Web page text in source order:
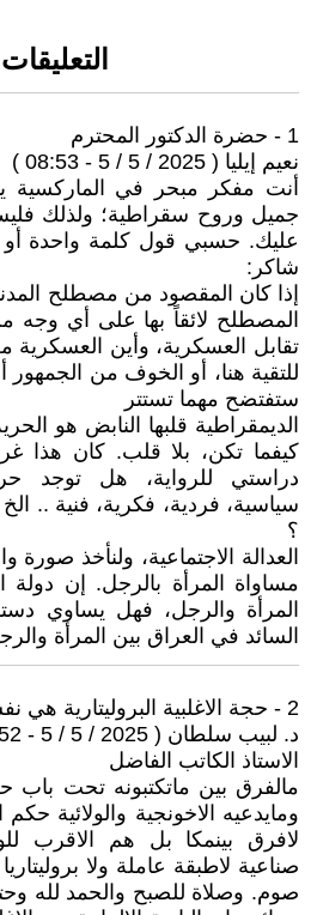
التعليقات
1 - حضرة الدكتور المحترم
نعيم إيليا ( 2025 / 5 / 5 - 08:53 )
أنت مفكر مبحر في
جميل وروح سقراطية؛ ولذلك
عليك. حسبي قول كلمة واحدة أو
شاكر:
إذا كان المقصود من مصطلح
المصطلح لائقاً بها على أي وجه
تقابل العسكرية، وأين العسكرية
للتقية هنا، أو الخوف من الجمهور
ستفتضح مهما تستتر
الديمقراطية قلبها النابض هو
كيفما تكن، بلا قلب. كان هذا
دراستي للرواية، هل توجد
سياسية، فردية، فكرية، فنية .. الخ
؟
العدالة الاجتماعية، ولنأخذ
مساواة المرأة بالرجل. إن دولة
المرأة والرجل، فهل يساوي
السائد في العراق بين المرأة
2 - حجة الاغلبية البروليتارية هي نفسها حجةالاسلاموية
د. لبيب سلطان ( 2025 / 5 / 5 - 18:52 )
الاستاذ الكاتب الفاضل
مالفرق بين ماتكتبونه تحت باب
ومايدعيه الاخونجية والولائية حكم
لافرق بينمكا بل هم الاقرب
صناعية لاطبقة عاملة ولا
صوم. وصلاة للصبح والحمد لله